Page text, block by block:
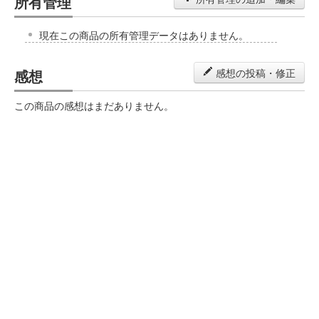
現在この商品の所有管理データはありません。
感想 感想の投稿・修正
この商品の感想はまだありません。